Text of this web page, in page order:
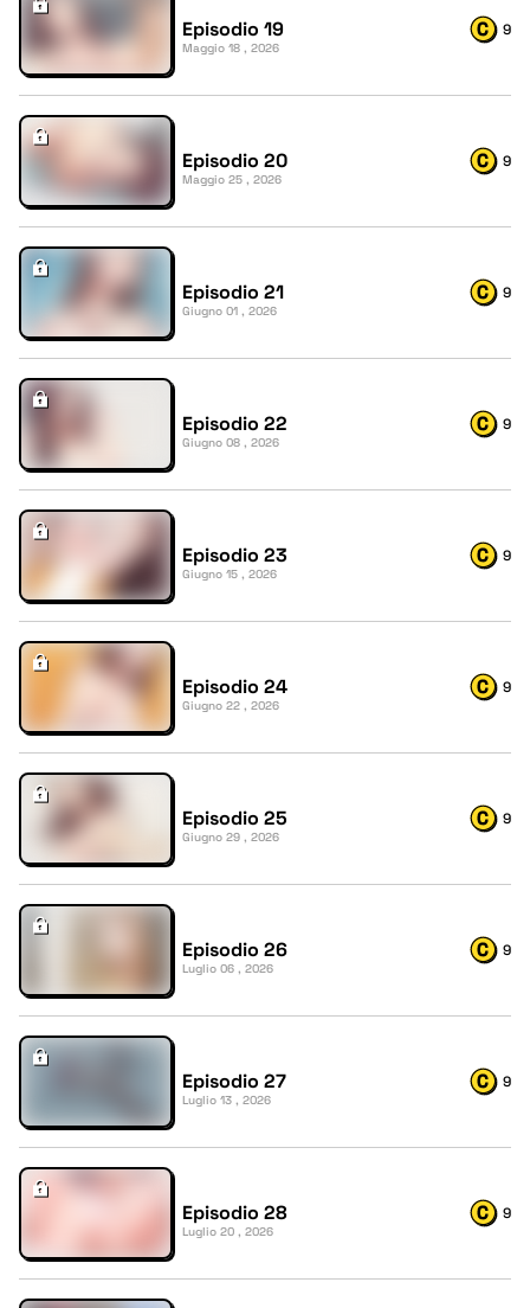
Episodio 19
Maggio 18 , 2026
9
Episodio 20
Maggio 25 , 2026
9
Episodio 21
Giugno 01 , 2026
9
Episodio 22
Giugno 08 , 2026
9
Episodio 23
Giugno 15 , 2026
9
Episodio 24
Giugno 22 , 2026
9
Episodio 25
Giugno 29 , 2026
9
Episodio 26
Luglio 06 , 2026
9
Episodio 27
Luglio 13 , 2026
9
Episodio 28
Luglio 20 , 2026
9